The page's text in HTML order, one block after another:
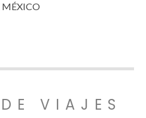
MÉXICO
VIAJES